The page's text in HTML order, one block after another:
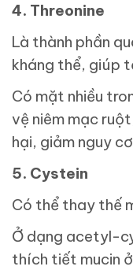
4. Threonine
Là thành phần
kháng thể, giúp
Có mặt nhiều
vệ niêm mạc
hại, giảm nguy
5. Cystein
Có thể thay thế
Ở dạng acetyl-
thích tiết mucin